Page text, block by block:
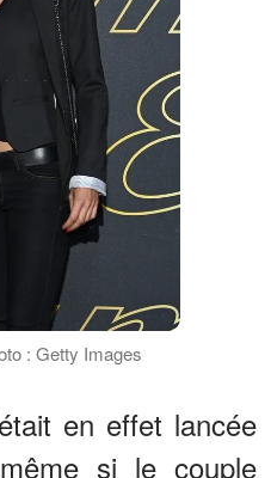
: Getty Images
en effet lancée
si le couple